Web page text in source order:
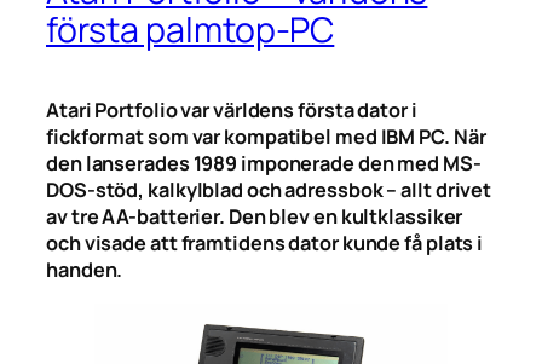
första palmtop-PC
Atari Portfolio var världens första dator i
fickformat som var kompatibel med IBM PC. När
den lanserades 1989 imponerade den med MS-
DOS-stöd, kalkylblad och adressbok – allt drivet
av tre AA-batterier. Den blev en kultklassiker
och visade att framtidens dator kunde få plats i
handen.